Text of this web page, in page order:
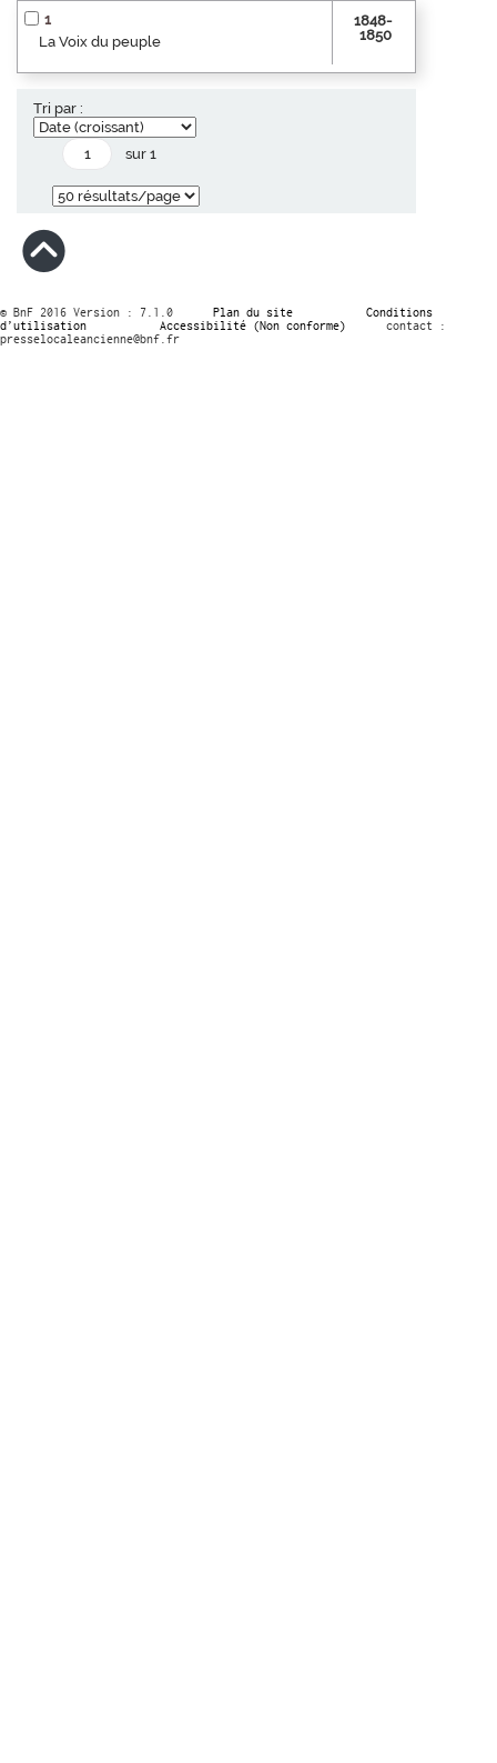
1
La Voix du peuple
1848-
1850
Tri par :
sur 1
© BnF 2016 Version : 7.1.0 Plan du site
Conditions
d’utilisation
Accessibilité (Non conforme)
contact :
presselocaleancienne@bnf.fr